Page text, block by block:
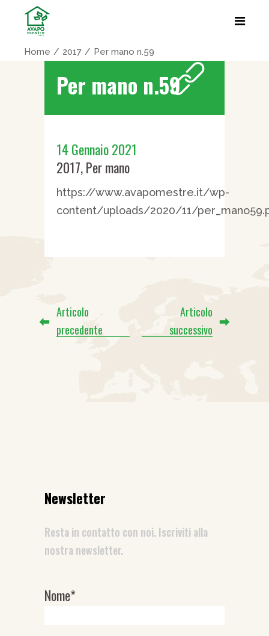
Home 2017 Per mano n.59
Per mano n.59
14 Gennaio 2021
2017,Per mano
https://www.avapomestre.it/wp-
content/uploads/2020/11/
Articolo
precedente
Articolo
successivo
Newsletter
Resta in contatto con noi. Iscriviti alla
nostra newsletter.
Newsletter
Nome*